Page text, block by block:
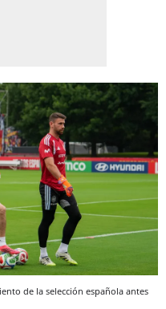
de la selección española antes